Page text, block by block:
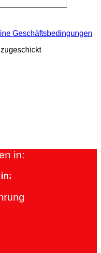
Geschäftsbedingungen
in: